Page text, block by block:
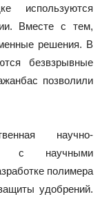
используются
Вместе с тем,
решения. В
безвзрывные
позволили
научно-
с научными
полимера
удобрений.